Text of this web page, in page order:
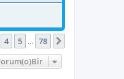
.4 5 ... 78